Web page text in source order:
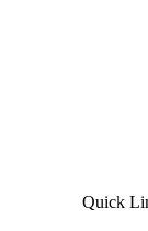
Quick